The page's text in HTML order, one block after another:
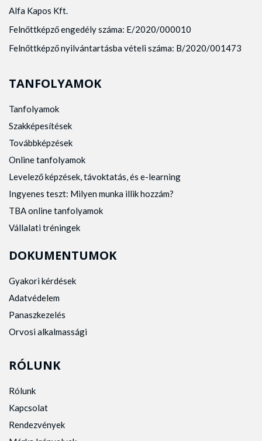
Alfa Kapos Kft.
Felnőttképző engedély száma: E/2020/000010
Felnőttképző nyilvántartásba vételi száma: B/2020/001473
TANFOLYAMOK
Tanfolyamok
Szakképesítések
Továbbképzések
Online tanfolyamok
Levelező képzések, távoktatás, és e-learning
Ingyenes teszt: Milyen munka illik hozzám?
TBA online tanfolyamok
Vállalati tréningek
DOKUMENTUMOK
Gyakori kérdések
Adatvédelem
Panaszkezelés
Orvosi alkalmassági
RÓLUNK
Rólunk
Kapcsolat
Rendezvények